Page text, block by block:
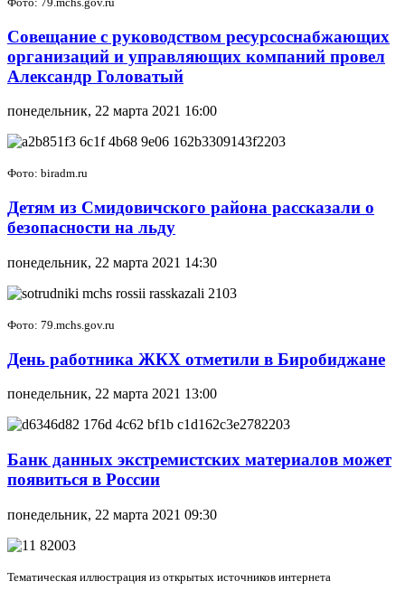
Совещание с руководством ресурсоснабжающих
организаций и управляющих компаний провел
Александр Головатый
понедельник, 22 марта 2021 16:00
Фото: biradm.ru
Детям из Смидовичского района рассказали о
безопасности на льду
понедельник, 22 марта 2021 14:30
Фото: 79.mchs.gov.ru
День работника ЖКХ отметили в Биробиджане
понедельник, 22 марта 2021 13:00
Банк данных экстремистских материалов может
появиться в России
понедельник, 22 марта 2021 09:30
Тематическая иллюстрация из открытых источников интернета